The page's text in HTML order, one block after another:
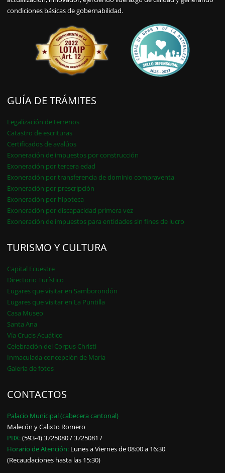
condiciones básicas de gobernabilidad.
GUÍA DE TRÁMITES
Legalización de terrenos
Catastro de escrituras
Certificados de avalúos
Exoneración de impuestos por construcción
Exoneración por tercera edad
Exoneración por transferencia de dominio compraventa
Exoneración por prescripción
Exoneración por hipoteca
Exoneración por discapacidad primera vez
Exoneración de impuestos para entidades sin fines de lucro
TURISMO Y CULTURA
Capital Ecuestre
Directorio Turístico
Lugares que visitar en Samborondón
Lugares que visitar en La Puntilla
Casa Museo
Santa Ana
Vía Crucis Acuático
Celebración del Corpus Christi
Inmaculada concepción de María
Galería de fotos
CONTACTOS
Palacio Municipal (cabecera cantonal)
Malecón y Calixto Romero
PBX:(593-4) 3725080 / 3725081 /
Horario de Atención: Lunes a Viernes de 08:00 a 16:30
(Recaudaciones hasta las 15:30)